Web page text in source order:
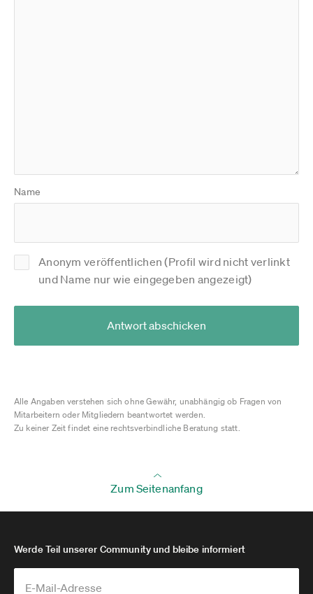
Name
Anonym veröffentlichen (Profil wird nicht verlinkt
und Name nur wie eingegeben angezeigt)
Antwort abschicken
Alle Angaben verstehen sich ohne Gewähr, unabhängig ob Fragen von
Mitarbeitern oder Mitgliedern beantwortet werden.
Zu keiner Zeit findet eine rechtsverbindliche Beratung statt.
Zum Seitenanfang
Werde Teil unserer Community und bleibe informiert